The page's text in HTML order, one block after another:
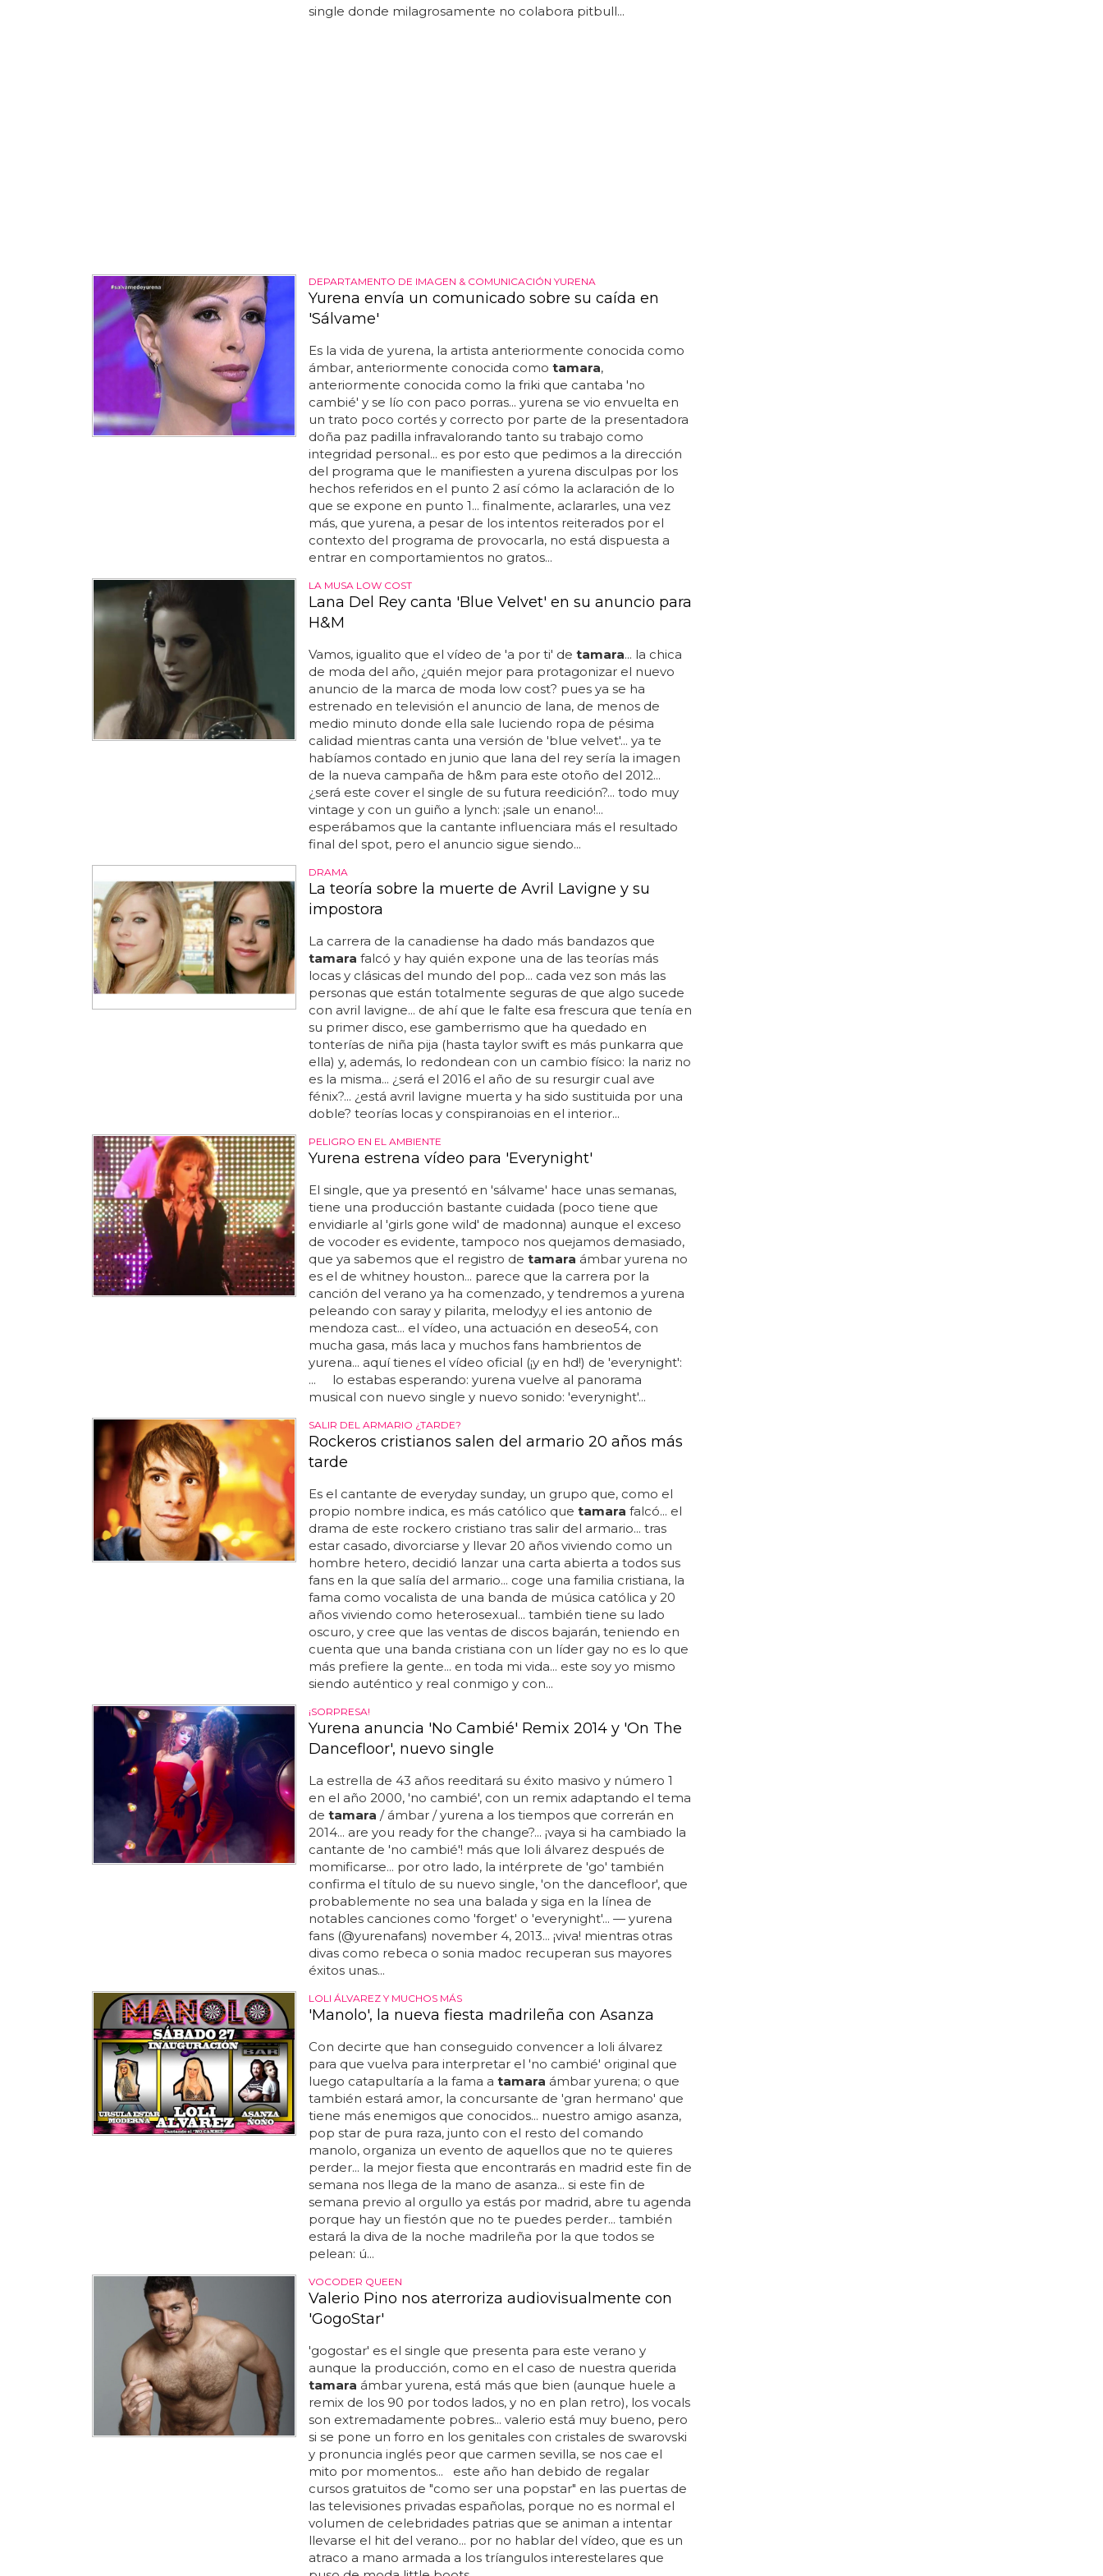
single donde milagrosamente no colabora pitbull...
DEPARTAMENTO DE IMAGEN & COMUNICACIÓN YURENA
Yurena envía un comunicado sobre su caída en
'Sálvame'
Es la vida de yurena, la artista anteriormente conocida como
ámbar, anteriormente conocida como tamara,
anteriormente conocida como la friki que cantaba 'no
cambié' y se lío con paco porras... yurena se vio envuelta en
un trato poco cortés y correcto por parte de la presentadora
doña paz padilla infravalorando tanto su trabajo como
integridad personal... es por esto que pedimos a la dirección
del programa que le manifiesten a yurena disculpas por los
hechos referidos en el punto 2 así cómo la aclaración de lo
que se expone en punto 1... finalmente, aclararles, una vez
más, que yurena, a pesar de los intentos reiterados por el
contexto del programa de provocarla, no está dispuesta a
entrar en comportamientos no gratos...
LA MUSA LOW COST
Lana Del Rey canta 'Blue Velvet' en su anuncio para
H&M
Vamos, igualito que el vídeo de 'a por ti' de tamara... la chica
de moda del año, ¿quién mejor para protagonizar el nuevo
anuncio de la marca de moda low cost? pues ya se ha
estrenado en televisión el anuncio de lana, de menos de
medio minuto donde ella sale luciendo ropa de pésima
calidad mientras canta una versión de 'blue velvet'... ya te
habíamos contado en junio que lana del rey sería la imagen
de la nueva campaña de h&m para este otoño del 2012...
¿será este cover el single de su futura reedición?... todo muy
vintage y con un guiño a lynch: ¡sale un enano!...
esperábamos que la cantante influenciara más el resultado
final del spot, pero el anuncio sigue siendo...
DRAMA
La teoría sobre la muerte de Avril Lavigne y su
impostora
La carrera de la canadiense ha dado más bandazos que
tamara falcó y hay quién expone una de las teorías más
locas y clásicas del mundo del pop... cada vez son más las
personas que están totalmente seguras de que algo sucede
con avril lavigne... de ahí que le falte esa frescura que tenía en
su primer disco, ese gamberrismo que ha quedado en
tonterías de niña pija (hasta taylor swift es más punkarra que
ella) y, además, lo redondean con un cambio físico: la nariz no
es la misma... ¿será el 2016 el año de su resurgir cual ave
fénix?... ¿está avril lavigne muerta y ha sido sustituida por una
doble? teorías locas y conspiranoias en el interior...
PELIGRO EN EL AMBIENTE
Yurena estrena vídeo para 'Everynight'
El single, que ya presentó en 'sálvame' hace unas semanas,
tiene una producción bastante cuidada (poco tiene que
envidiarle al 'girls gone wild' de madonna) aunque el exceso
de vocoder es evidente, tampoco nos quejamos demasiado,
que ya sabemos que el registro de tamara ámbar yurena no
es el de whitney houston... parece que la carrera por la
canción del verano ya ha comenzado, y tendremos a yurena
peleando con saray y pilarita, melody,y el ies antonio de
mendoza cast... el vídeo, una actuación en deseo54, con
mucha gasa, más laca y muchos fans hambrientos de
yurena... aquí tienes el vídeo oficial (¡y en hd!) de 'everynight':
... lo estabas esperando: yurena vuelve al panorama
musical con nuevo single y nuevo sonido: 'everynight'...
SALIR DEL ARMARIO ¿TARDE?
Rockeros cristianos salen del armario 20 años más
tarde
Es el cantante de everyday sunday, un grupo que, como el
propio nombre indica, es más católico que tamara falcó... el
drama de este rockero cristiano tras salir del armario... tras
estar casado, divorciarse y llevar 20 años viviendo como un
hombre hetero, decidió lanzar una carta abierta a todos sus
fans en la que salía del armario... coge una familia cristiana, la
fama como vocalista de una banda de música católica y 20
años viviendo como heterosexual... también tiene su lado
oscuro, y cree que las ventas de discos bajarán, teniendo en
cuenta que una banda cristiana con un líder gay no es lo que
más prefiere la gente... en toda mi vida... este soy yo mismo
siendo auténtico y real conmigo y con...
¡SORPRESA!
Yurena anuncia 'No Cambié' Remix 2014 y 'On The
Dancefloor', nuevo single
La estrella de 43 años reeditará su éxito masivo y número 1
en el año 2000, 'no cambié', con un remix adaptando el tema
de tamara / ámbar / yurena a los tiempos que correrán en
2014... are you ready for the change?... ¡vaya si ha cambiado la
cantante de 'no cambié'! más que loli álvarez después de
momificarse... por otro lado, la intérprete de 'go' también
confirma el título de su nuevo single, 'on the dancefloor', que
probablemente no sea una balada y siga en la línea de
notables canciones como 'forget' o 'everynight'... — yurena
fans (@yurenafans) november 4, 2013... ¡viva! mientras otras
divas como rebeca o sonia madoc recuperan sus mayores
éxitos unas...
LOLI ÁLVAREZ Y MUCHOS MÁS
'Manolo', la nueva fiesta madrileña con Asanza
Con decirte que han conseguido convencer a loli álvarez
para que vuelva para interpretar el 'no cambié' original que
luego catapultaría a la fama a tamara ámbar yurena; o que
también estará amor, la concursante de 'gran hermano' que
tiene más enemigos que conocidos... nuestro amigo asanza,
pop star de pura raza, junto con el resto del comando
manolo, organiza un evento de aquellos que no te quieres
perder... la mejor fiesta que encontrarás en madrid este fin de
semana nos llega de la mano de asanza... si este fin de
semana previo al orgullo ya estás por madrid, abre tu agenda
porque hay un fiestón que no te puedes perder... también
estará la diva de la noche madrileña por la que todos se
pelean: ú...
VOCODER QUEEN
Valerio Pino nos aterroriza audiovisualmente con
'GogoStar'
'gogostar' es el single que presenta para este verano y
aunque la producción, como en el caso de nuestra querida
tamara ámbar yurena, está más que bien (aunque huele a
remix de los 90 por todos lados, y no en plan retro), los vocals
son extremadamente pobres... valerio está muy bueno, pero
si se pone un forro en los genitales con cristales de swarovski
y pronuncia inglés peor que carmen sevilla, se nos cae el
mito por momentos... este año han debido de regalar
cursos gratuitos de "como ser una popstar" en las puertas de
las televisiones privadas españolas, porque no es normal el
volumen de celebridades patrias que se animan a intentar
llevarse el hit del verano... por no hablar del vídeo, que es un
atraco a mano armada a los tríangulos interestelares que